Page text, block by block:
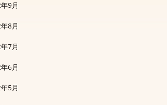
9月
8月
7月
6月
5月